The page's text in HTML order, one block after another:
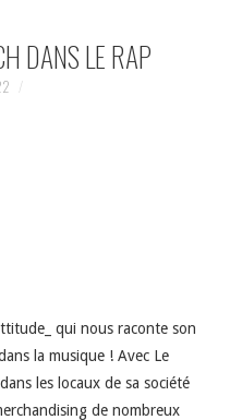
DANS LE RAP
qui nous raconte son
la musique ! Avec Le
les locaux de sa société
de nombreux